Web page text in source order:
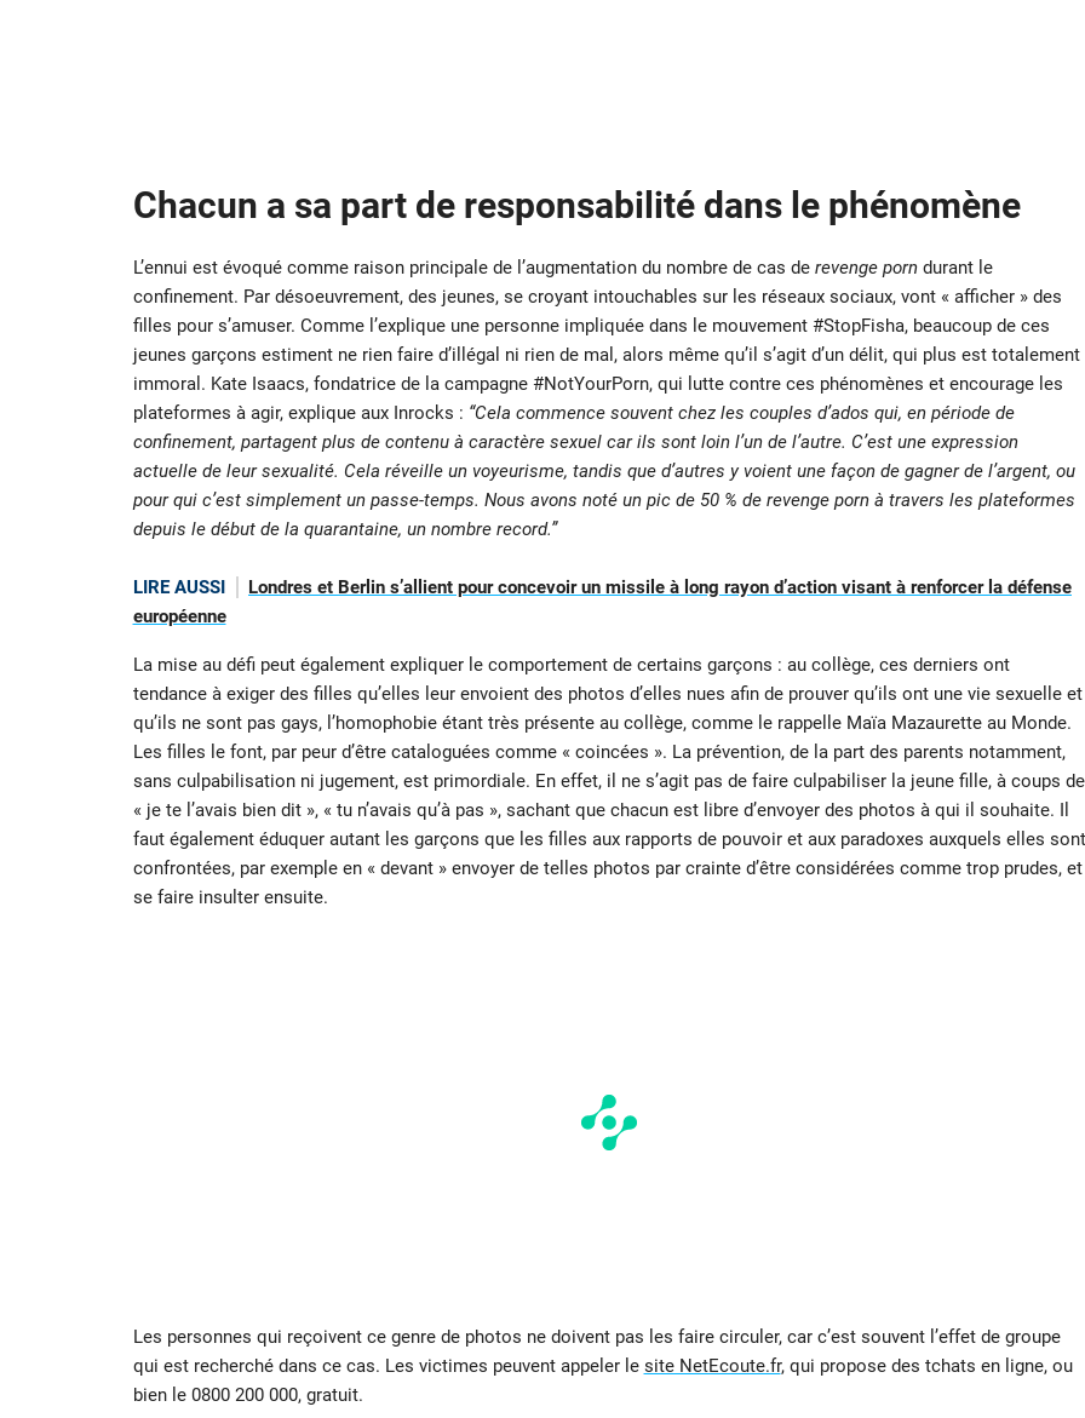
Chacun a sa part de responsabilité dans le phénomène
L’ennui est évoqué comme raison principale de l’augmentation du nombre de cas de revenge porndurant le
confinement. Par désoeuvrement, des jeunes, se croyant intouchables sur les réseaux sociaux, vont « afficher » des
filles pour s’amuser. Comme l’explique une personne impliquée dans le mouvement #StopFisha, beaucoup de ces
jeunes garçons estiment ne rien faire d’illégal ni rien de mal, alors même qu’il s’agit d’un délit, qui plus est totalement
immoral. Kate Isaacs, fondatrice de la campagne #NotYourPorn, qui lutte contre ces phénomènes et encourage les
plateformes à agir, explique aux Inrocks : “Cela commence souvent chez les couples d’ados qui, en période de
confinement, partagent plus de contenu à caractère sexuel car ils sont loin l’un de l’autre. C’est une expression
actuelle de leur sexualité. Cela réveille un voyeurisme, tandis que d’autres y voient une façon de gagner de l’argent, ou
pour qui c’est simplement un passe-temps. Nous avons noté un pic de 50 % de revenge porn à travers les plateformes
depuis le début de la quarantaine, un nombre record.”
LIRE AUSSI
Londres et Berlin s’allient pour concevoir un missile à long rayon d’action visant à renforcer la défense
européenne
La mise au défi peut également expliquer le comportement de certains garçons : au collège, ces derniers ont
tendance à exiger des filles qu’elles leur envoient des photos d’elles nues afin de prouver qu’ils ont une vie sexuelle et
qu’ils ne sont pas gays, l’homophobie étant très présente au collège, comme le rappelle Maïa Mazaurette au Monde.
Les filles le font, par peur d’être cataloguées comme « coincées ». La prévention, de la part des parents notamment,
sans culpabilisation ni jugement, est primordiale. En effet, il ne s’agit pas de faire culpabiliser la jeune fille, à coups de
« je te l’avais bien dit », « tu n’avais qu’à pas », sachant que chacun est libre d’envoyer des photos à qui il souhaite. Il
faut également éduquer autant les garçons que les filles aux rapports de pouvoir et aux paradoxes auxquels elles sont
confrontées, par exemple en « devant » envoyer de telles photos par crainte d’être considérées comme trop prudes, et
se faire insulter ensuite.
Les personnes qui reçoivent ce genre de photos ne doivent pas les faire circuler, car c’est souvent l’effet de groupe
qui est recherché dans ce cas. Les victimes peuvent appeler le site NetEcoute.fr, qui propose des tchats en ligne, ou
bien le 0800 200 000, gratuit.